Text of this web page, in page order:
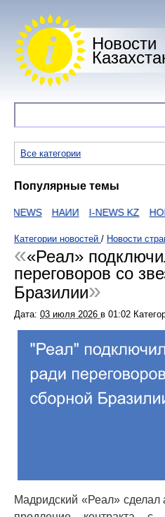
Новости
Все категории
Популярные темы
NEWS НАИИ I-NEWS KZ
Категории новостей / Новости
«Реал»
переговоров со
Бразилии
Дата: 03 июля 2026 в 01:02
Мадридский «Реал»